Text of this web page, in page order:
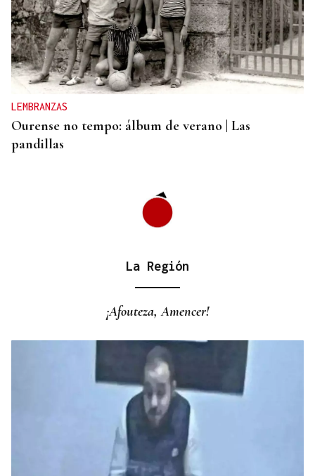
CANEDO
Un herido en la colisión entre dos coches en la
entrada a las termas de Outariz
LEMBRANZAS
Ourense no tempo: álbum de verano | Las
pandillas
La Región
¡Afouteza, Amencer!